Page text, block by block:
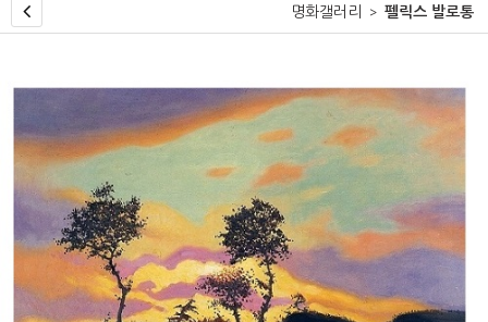
명화갤러리 펠릭스 발로통